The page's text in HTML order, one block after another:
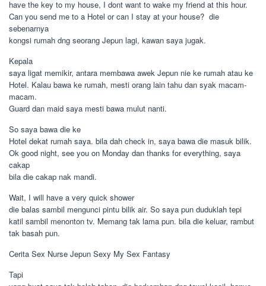
have the key to my house, I dont want to wake my friend at this hour.
Can you send me to a Hotel or can I stay at your house?  die
sebenarnya
kongsi rumah dng seorang Jepun lagi, kawan saya jugak.
Kepala
saya ligat memikir, antara membawa awek Jepun nie ke rumah atau ke
Hotel. Kalau bawa ke rumah, mesti orang lain tahu dan syak macam-
macam.
Guard dan maid saya mesti bawa mulut nanti.
So saya bawa die ke
Hotel dekat rumah saya. bila dah check in, saya bawa die masuk bilik.
Ok good night, see you on Monday dan thanks for everything, saya
cakap
bila die cakap nak mandi.
Wait, I will have a very quick shower
die balas sambil mengunci pintu bilik air. So saya pun duduklah tepi
katil sambil menonton tv. Memang tak lama pun. bila die keluar, rambut
tak basah pun.
Cerita Sex Nurse Jepun Sexy My Sex Fantasy
Tapi